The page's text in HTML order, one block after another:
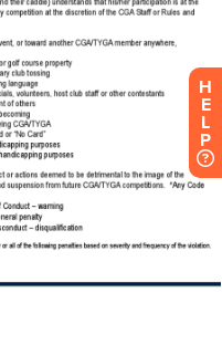
H
E
L
P